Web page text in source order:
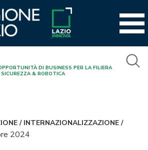
DI BUSINESS PER LA FILIERA
SICUREZZA & ROBOTICA
/ INTERNAZIONALIZZAZIONE/
2024